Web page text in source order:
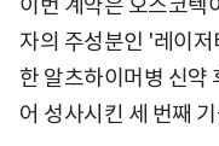
자의 주성분인 '레이
한 알츠하이머병 신약
어 성사시킨 세 번째